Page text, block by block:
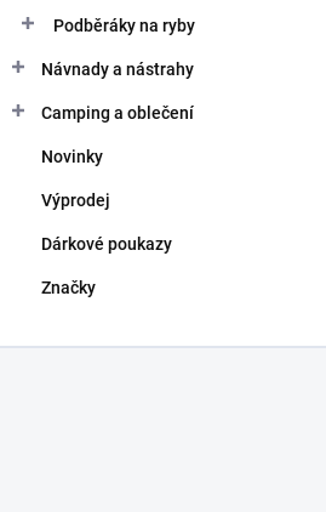
Podběráky na ryby
Návnady a nástrahy
Camping a oblečení
Novinky
Výprodej
Dárkové poukazy
Značky